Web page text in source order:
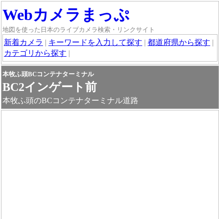
Webカメラまっぷ
地図を使った日本のライブカメラ検索・リンクサイト
新着カメラ | キーワードを入力して探す | 都道府県から探す |
カテゴリから探す |
本牧ふ頭BCコンテナターミナル
BC2インゲート前
本牧ふ頭のBCコンテナターミナル道路